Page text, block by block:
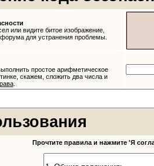
или видите битое изображение,
для устранения проблемы.
простое арифметическое
скажем, сложить два числа и
.
Прочтите правила и нажмите 'Я